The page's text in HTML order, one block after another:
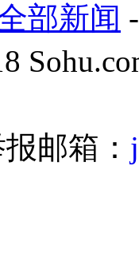
部新闻
邮箱：